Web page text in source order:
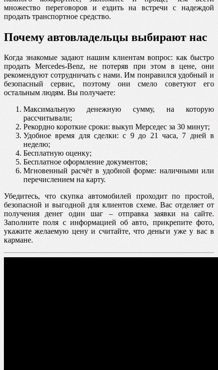
множество переговоров и ездить на встречи с надеждой
продать транспортное средство.
Почему автовладельцы выбирают нас
Когда знакомые задают нашим клиентам вопрос: как быстро
продать Mercedes-Benz, не потеряв при этом в цене, они
рекомендуют сотрудничать с нами. Им понравился удобный и
безопасный сервис, поэтому они смело советуют его
остальным людям. Вы получаете:
Максимальную денежную сумму, на которую
рассчитывали;
Рекордно короткие сроки: выкуп Мерседес за 30 минут;
Удобное время для сделки: с 9 до 21 часа, 7 дней в
неделю;
Бесплатную оценку;
Бесплатное оформление документов;
Мгновенный расчёт в удобной форме: наличными или
перечислением на карту.
Убедитесь, что скупка автомобилей проходит по простой,
безопасной и выгодной для клиентов схеме. Вас отделяет от
получения денег один шаг – отправка заявки на сайте.
Заполните поля с информацией об авто, прикрепите фото,
укажите желаемую цену и считайте, что деньги уже у вас в
кармане.